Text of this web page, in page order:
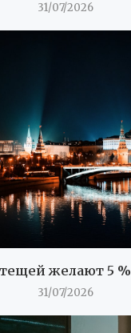
31/07/2026
желают 5
31/07/2026